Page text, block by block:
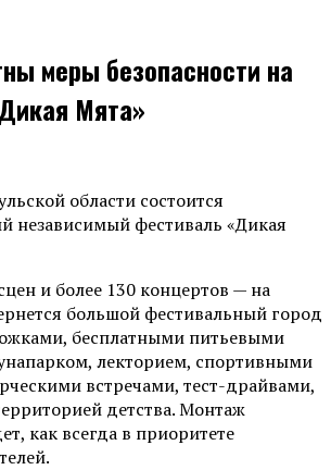
меры безопасности на
Мята»
области состоится
независимый фестиваль «Дикая
и более 130 концертов — на
большой фестивальный город
бесплатными питьевыми
лекторием, спортивными
встречами, тест-драйвами,
детства. Монтаж
как всегда в приоритете